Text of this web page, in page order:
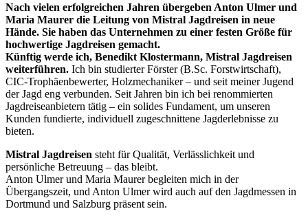
Nach vielen erfolgreichen Jahren übergeben Anton Ulmer und
Maria Maurer die Leitung von Mistral Jagdreisen in neue
Hände. Sie haben das Unternehmen zu einer festen Größe für
hochwertige Jagdreisen gemacht.
Künftig werde ich, Benedikt Klostermann, Mistral Jagdreisen
weiterführen. Ich bin studierter Förster (B.Sc. Forstwirtschaft),
CIC-Trophäenbewerter, Holzmechaniker – und seit meiner Jugend
der Jagd eng verbunden. Seit Jahren bin ich bei renommierten
Jagdreiseanbietern tätig – ein solides Fundament, um unseren
Kunden fundierte, individuell zugeschnittene Jagderlebnisse zu
bieten.
Mistral Jagdreisen steht für Qualität, Verlässlichkeit und
persönliche Betreuung – das bleibt.
Anton Ulmer und Maria Maurer begleiten mich in der
Übergangszeit, und Anton Ulmer wird auch auf den Jagdmessen in
Dortmund und Salzburg präsent sein.